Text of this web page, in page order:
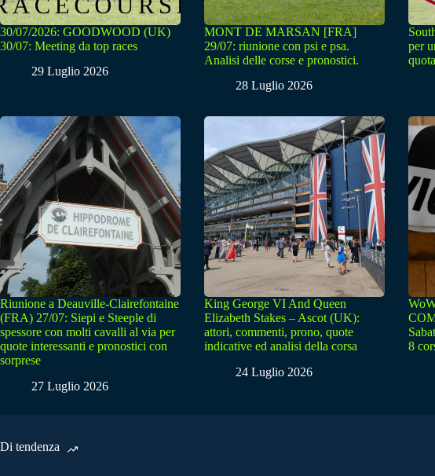
30/07/2026: GOODWOOD (UK)
30/07: Meeting da top races
29 Luglio 2026
MONT DE MARSAN [FRA]
29/07: riunione con psi e psa.
Analisi delle corse e pronostici.
28 Luglio 2026
per
Riunione a Deauville-Clairefontaine
(FRA) 27/07: Siepi e Steeple di
spessore con molti cavalli al via per
quote interessanti e pronostici con
sorprese
27 Luglio 2026
King George VI And Queen
Elizabeth Stakes – Ascot (UK):
attori, commenti, prono, quote
indicative ed analisi della corsa
24 Luglio 2026
8
Di tendenza